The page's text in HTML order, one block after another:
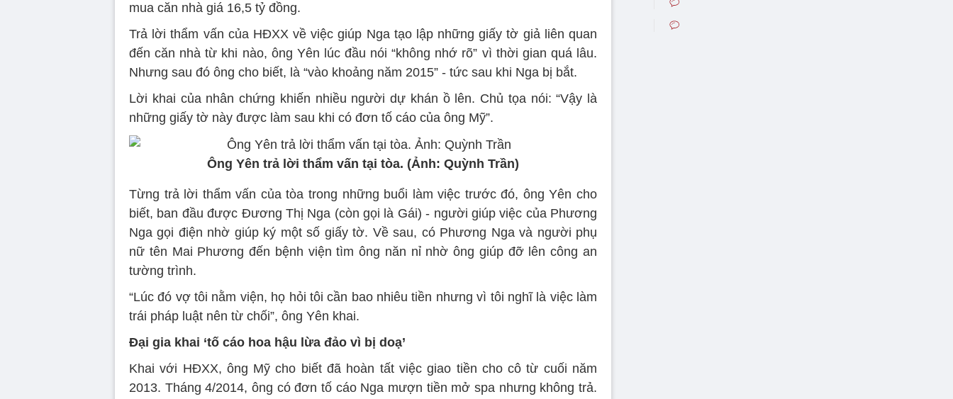
mua căn nhà giá 16,5 tỷ đồng.
Trả lời thẩm vấn của HĐXX về việc giúp Nga tạo lập những giấy tờ giả liên quan
đến căn nhà từ khi nào, ông Yên lúc đầu nói “không nhớ rõ” vì thời gian quá lâu.
Nhưng sau đó ông cho biết, là “vào khoảng năm 2015” - tức sau khi Nga bị bắt.
Lời khai của nhân chứng khiến nhiều người dự khán ồ lên. Chủ tọa nói: “Vậy là
những giấy tờ này được làm sau khi có đơn tố cáo của ông Mỹ”.
Ông Yên trả lời thẩm vấn tại tòa. (Ảnh: Quỳnh Trần)
Từng trả lời thẩm vấn của tòa trong những buổi làm việc trước đó, ông Yên cho
biết, ban đầu được Đương Thị Nga (còn gọi là Gái) - người giúp việc của Phương
Nga gọi điện nhờ giúp ký một số giấy tờ. Về sau, có Phương Nga và người phụ
nữ tên Mai Phương đến bệnh viện tìm ông năn nỉ nhờ ông giúp đỡ lên công an
tường trình.
“Lúc đó vợ tôi nằm viện, họ hỏi tôi cần bao nhiêu tiền nhưng vì tôi nghĩ là việc làm
trái pháp luật nên từ chối”, ông Yên khai.
Đại gia khai ‘tố cáo hoa hậu lừa đảo vì bị doạ’
Khai với HĐXX, ông Mỹ cho biết đã hoàn tất việc giao tiền cho cô từ cuối năm
2013. Tháng 4/2014, ông có đơn tố cáo Nga mượn tiền mở spa nhưng không trả.